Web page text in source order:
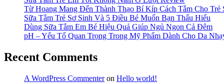
Từ Hoang Mang Đến Thành Thạo Bí Kíp Cách Tắm Cho Trẻ
Sữa Tắm Trẻ Sơ Sinh Và 5 Điều Bé Muốn Bạn Thấu Hiểu
Dùng Sữa Tắm Em Bé Hiệu Quả Giúp Ngủ Ngon Cả Đêm
pH – Yếu Tố Quan Trọng Trong Mỹ Phẩm Dành Cho Da
Recent Comments
A WordPress Commenteron Hello world!